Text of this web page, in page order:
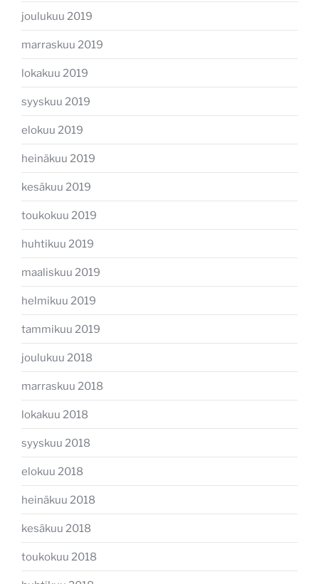
joulukuu 2019
marraskuu 2019
lokakuu 2019
syyskuu 2019
elokuu 2019
heinäkuu 2019
kesäkuu 2019
toukokuu 2019
huhtikuu 2019
maaliskuu 2019
helmikuu 2019
tammikuu 2019
joulukuu 2018
marraskuu 2018
lokakuu 2018
syyskuu 2018
elokuu 2018
heinäkuu 2018
kesäkuu 2018
toukokuu 2018